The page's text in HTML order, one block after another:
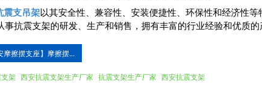
震支吊架以其安全性、兼容性、安装便捷性、环保性和经济性
事抗震支架的研发、生产和销售，拥有丰富的行业经验和优质
摩擦摆支座】摩擦摆...
架 西安抗震支架生产厂家 抗震支架生产厂家 西安抗震支架